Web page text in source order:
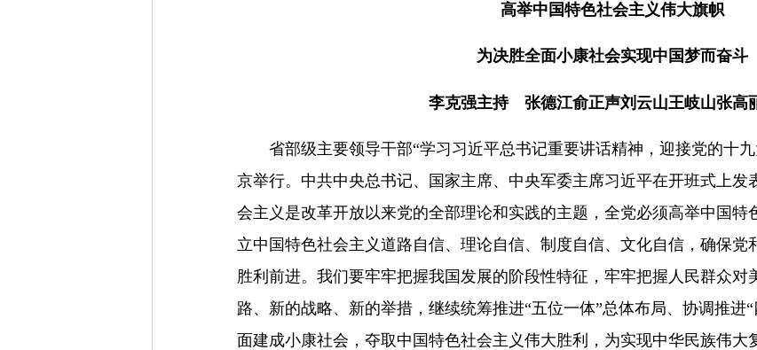
高举中国特色社会主义伟大旗帜
为决胜全面小康社会实现中国梦而奋斗
李克强主持 张德江俞正声刘云山王岐山张高
省部级主要领导干部“学习习近平总书记重要讲话精神，迎接党的十
京举行。中共中央总书记、国家主席、中央军委主席习近平在开班式上发
会主义是改革开放以来党的全部理论和实践的主题，全党必须高举中国特
立中国特色社会主义道路自信、理论自信、制度自信、文化自信，确保党
胜利前进。我们要牢牢把握我国发展的阶段性特征，牢牢把握人民群众对
路、新的战略、新的举措，继续统筹推进“五位一体”总体布局、协调推进
面建成小康社会，夺取中国特色社会主义伟大胜利，为实现中华民族伟大